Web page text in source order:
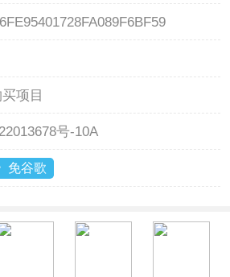
项目
号-10A
免谷歌